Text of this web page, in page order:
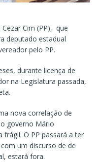
Cim (PP), que
deputado estadual
pelo PP.
durante licença de
na Legislatura passada,
nova correlação de
governo Mário
frágil. O PP passará a ter
um discurso de de
estará fora.